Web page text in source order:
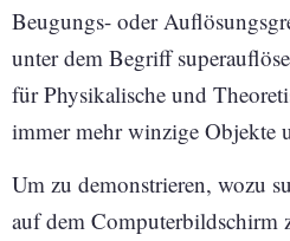
Beugungs- oder
unter dem Begriff
für Physikalische und
immer mehr winzige Objekte
Um zu demonstrieren, wozu
auf dem Computerbildschirm